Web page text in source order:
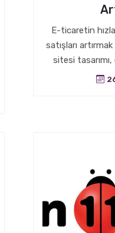
E-ticaretin
satışları
sitesi